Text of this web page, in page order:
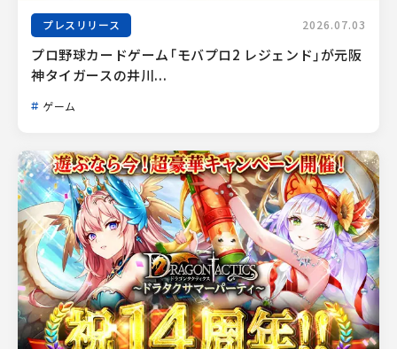
プレスリリース 2026.07.03
プロ野球カードゲーム「モバプロ2 レジェンド」が元阪
神タイガースの井川...
ゲーム